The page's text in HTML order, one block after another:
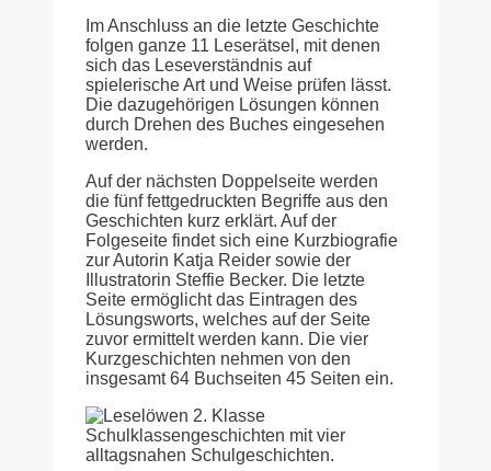
Im Anschluss an die letzte Geschichte
folgen ganze 11 Leserätsel, mit denen
sich das Leseverständnis auf
spielerische Art und Weise prüfen lässt.
Die dazugehörigen Lösungen können
durch Drehen des Buches eingesehen
werden.
Auf der nächsten Doppelseite werden
die fünf fettgedruckten Begriffe aus den
Geschichten kurz erklärt. Auf der
Folgeseite findet sich eine Kurzbiografie
zur Autorin Katja Reider sowie der
Illustratorin Steffie Becker. Die letzte
Seite ermöglicht das Eintragen des
Lösungsworts, welches auf der Seite
zuvor ermittelt werden kann. Die vier
Kurzgeschichten nehmen von den
insgesamt 64 Buchseiten 45 Seiten ein.